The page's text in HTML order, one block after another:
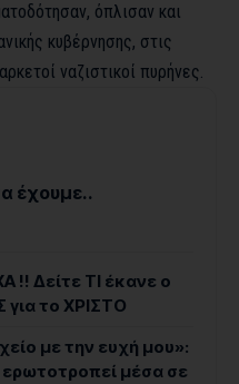
όπλισαν και
κυβέρνησης, στις
ναζιστικοί πυρήνες.
έχουμε..
!! Δείτε ΤΙ έκανε ο
το ΧΡΙΣΤΟ
με την ευχή μου»:
ερωτοτροπεί μέσα σε